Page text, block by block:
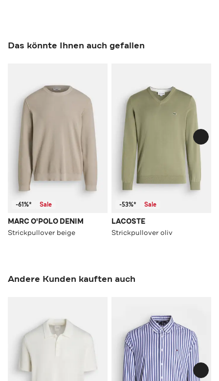
Das könnte Ihnen auch gefallen
-61%* Sale
MARC O'POLO DENIM
Strickpullover beige
-53%* Sale
LACOSTE
Strickpullover oliv
Andere Kunden kauften auch